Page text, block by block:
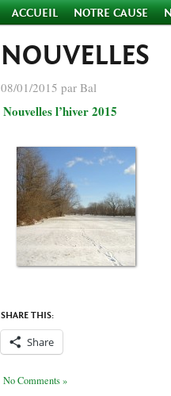
ACCUEIL NOTRE CAUSE
NOUVELLES
08/01/2015 par Bal
Nouvelles l’hiver 2015
SHARE THIS:
Share
No Comments »